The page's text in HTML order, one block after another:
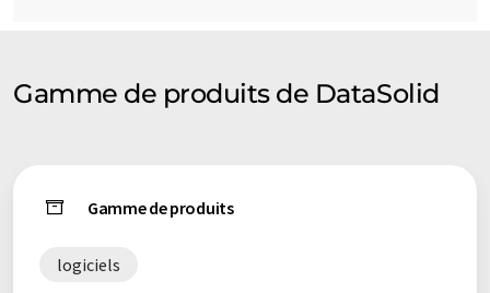
Gamme de produits de DataSolid
Gamme de produits
logiciels